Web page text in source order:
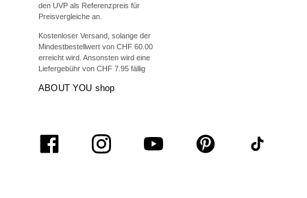
den UVP als Referenzpreis für
Preisvergleiche an.
Kostenloser Versand, solange der
Mindestbestellwert von CHF 60.00
erreicht wird. Ansonsten wird eine
Liefergebühr von CHF 7.95 fällig
ABOUT YOU shop